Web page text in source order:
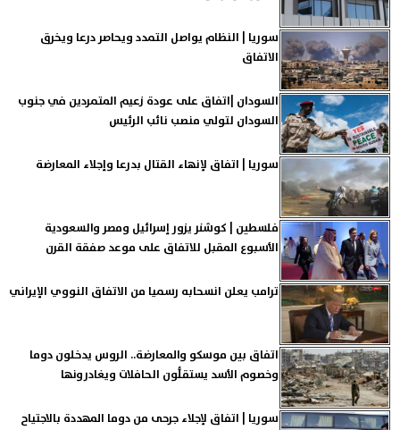
سوريا | النظام يواصل التمدد ويحاصر درعا ويخرق
الاتفاق
السودان |اتفاق على عودة زعيم المتمردين في جنوب
السودان لتولي منصب نائب الرئيس
سوريا | اتفاق لإنهاء القتال بدرعا وإجلاء المعارضة
فلسطين | كوشنر يزور إسرائيل ومصر والسعودية
الأسبوع المقبل للاتفاق على موعد صفقة القرن
ترامب يعلن انسحابه رسميا من الاتفاق النووي الإيراني
اتفاق بين موسكو والمعارضة.. الروس يدخلون دوما
وخصوم الأسد يستقلُّون الحافلات ويغادرونها
سوريا | اتفاق لإجلاء جرحى من دوما المهددة بالاجتياح